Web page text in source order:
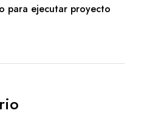
para ejecutar proyecto